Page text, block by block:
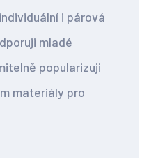
i párová
mladé
popularizuji
materiály pro